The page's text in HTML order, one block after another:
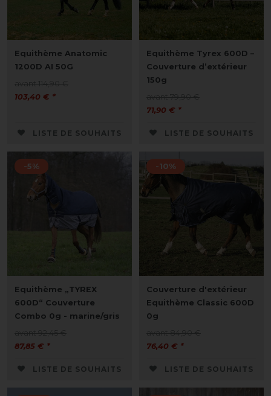
Equithème Anatomic
1200D AI 50G
103,40 € *
LISTE DE SOUHAITS
Equithème Tyrex 600D –
Couverture d’extérieur
150g
71,90 € *
LISTE DE SOUHAITS
-5%
Equithème „TYREX
600D“ Couverture
Combo 0g - marine/gris
87,85 € *
LISTE DE SOUHAITS
-10%
Couverture d'extérieur
Equithème Classic 600D
0g
76,40 € *
LISTE DE SOUHAITS